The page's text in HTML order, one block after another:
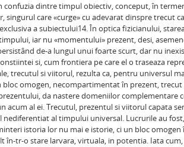
confuzia dintre timpul obiectiv, conceput, în
care «curge» cu adevarat dinspre trecut
a subiectului14. În optica fizicianului,
iar nu «momentului» prezent, desi,
de-a lungul unui foarte scurt, dar nu
si, cum frontiera pe care el o traseaza
trecutul si viitorul, rezulta ca, pentru universul
omogen, necompartimentat în prezent,
da nastere domeniilor complementare
acum al ei. Trecutul, prezentul si viitorul capata
al timpului universal. Lucrurile au
istoria lor nu mai e istorie, ci un bloc
în-tr-o stare larvara, virtuala, in potentia. Iata